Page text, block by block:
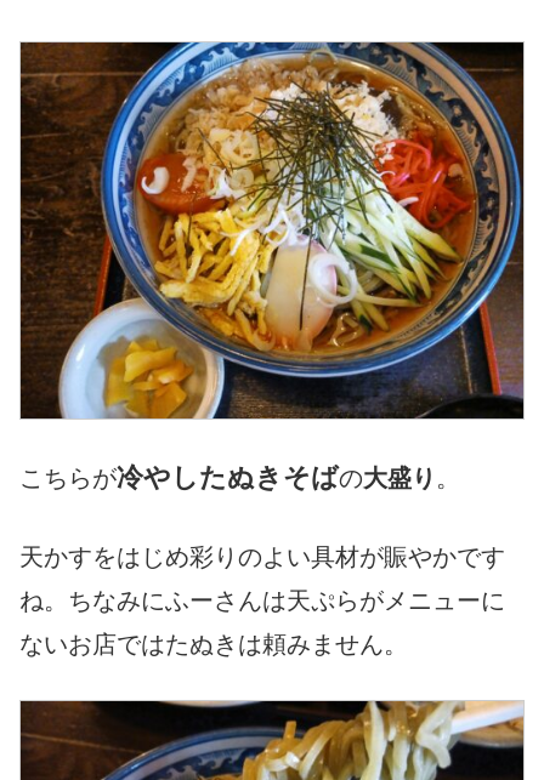
こちらが冷やしたぬきそばの大盛り 。
天かすをはじめ彩りのよい具材が賑やかです
ね。ちなみにふーさんは天ぷらがメニューに
ないお店ではたぬきは頼みません。